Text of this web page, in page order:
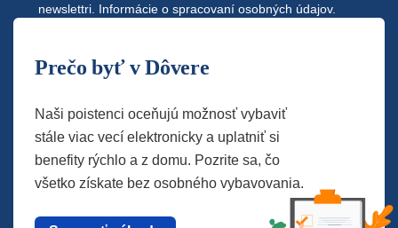
newslettri. Informácie o spracovaní osobných údajov.
Prečo byť v Dôvere
Naši poistenci oceňujú možnosť vybaviť
stále viac vecí elektronicky a uplatniť si
benefity rýchlo a z domu. Pozrite sa, čo
všetko získate bez osobného vybavovania.